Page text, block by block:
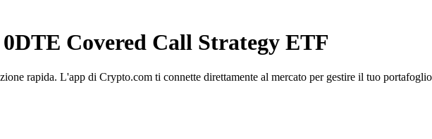
Covered Call Strategy ETF
rapida. L'app di Crypto.com ti connette direttamente al mercato per gestire il tuo portafoglio